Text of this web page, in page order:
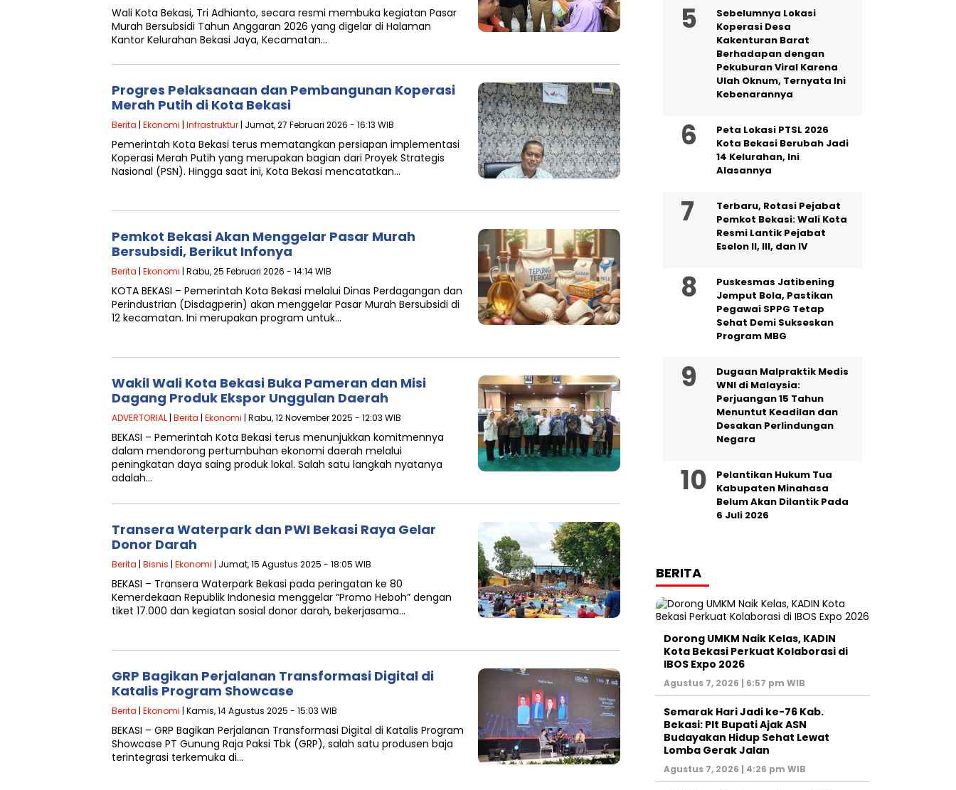
Wali Kota Bekasi, Tri Adhianto, secara resmi membuka kegiatan Pasar
Murah Bersubsidi Tahun Anggaran 2026 yang digelar di Halaman
Kantor Kelurahan Bekasi Jaya, Kecamatan…
‎Progres Pelaksanaan dan Pembangunan Koperasi
Merah Putih di Kota Bekasi ‎
Berita | Ekonomi | Infrastruktur | Jumat, 27 Februari 2026 - 16:13 WIB
‎Pemerintah Kota Bekasi terus mematangkan persiapan implementasi
Koperasi Merah Putih yang merupakan bagian dari Proyek Strategis
Nasional (PSN). Hingga saat ini, Kota Bekasi mencatatkan…
‎Pemkot Bekasi Akan Menggelar Pasar Murah
Bersubsidi, Berikut Infonya
Berita | Ekonomi | Rabu, 25 Februari 2026 - 14:14 WIB
KOTA BEKASI – Pemerintah Kota Bekasi melalui Dinas Perdagangan dan
Perindustrian (Disdagperin) akan menggelar Pasar Murah Bersubsidi di
12 kecamatan. Ini merupakan program untuk…
Wakil Wali Kota Bekasi Buka Pameran dan Misi
Dagang Produk Ekspor Unggulan Daerah
ADVERTORIAL | Berita | Ekonomi | Rabu, 12 November 2025 - 12:03 WIB
BEKASI – Pemerintah Kota Bekasi terus menunjukkan komitmennya
dalam mendorong pertumbuhan ekonomi daerah melalui
peningkatan daya saing produk lokal. Salah satu langkah nyatanya
adalah…
Transera Waterpark dan PWI Bekasi Raya Gelar
Donor Darah
Berita | Bisnis | Ekonomi | Jumat, 15 Agustus 2025 - 18:05 WIB
BEKASI – Transera Waterpark Bekasi pada peringatan ke 80
Kemerdekaan Republik Indonesia menggelar “Promo Heboh” dengan
tiket 17.000 dan kegiatan sosial donor darah, bekerjasama…
GRP Bagikan Perjalanan Transformasi Digital di
Katalis Program Showcase
Berita | Ekonomi | Kamis, 14 Agustus 2025 - 15:03 WIB
BEKASI – GRP Bagikan Perjalanan Transformasi Digital di Katalis Program
Showcase PT Gunung Raja Paksi Tbk (GRP), salah satu produsen baja
terintegrasi terkemuka di…
Sebelumnya Lokasi
Koperasi Desa
Kakenturan Barat
Berhadapan dengan
Pekuburan Viral Karena
Ulah Oknum, Ternyata Ini
Kebenarannya
Peta Lokasi PTSL 2026
Kota Bekasi Berubah Jadi
14 Kelurahan, Ini
Alasannya
‎Terbaru, Rotasi Pejabat
Pemkot Bekasi: Wali Kota
Resmi Lantik Pejabat
Eselon II, III, dan IV ‎
Puskesmas Jatibening
Jemput Bola, Pastikan
Pegawai SPPG Tetap
Sehat Demi Sukseskan
Program MBG
‎Dugaan Malpraktik Medis
WNI di Malaysia:
Perjuangan 15 Tahun
Menuntut Keadilan dan
Desakan Perlindungan
Negara
Pelantikan Hukum Tua
Kabupaten Minahasa
Belum Akan Dilantik Pada
6 Juli 2026
BERITA
Dorong UMKM Naik Kelas, KADIN
Kota Bekasi Perkuat Kolaborasi di
IBOS Expo 2026
Agustus 7, 2026 | 6:57 pm WIB
‎Semarak Hari Jadi ke-76 Kab.
Bekasi: Plt Bupati Ajak ASN
Budayakan Hidup Sehat Lewat
Lomba Gerak Jalan
Agustus 7, 2026 | 4:26 pm WIB